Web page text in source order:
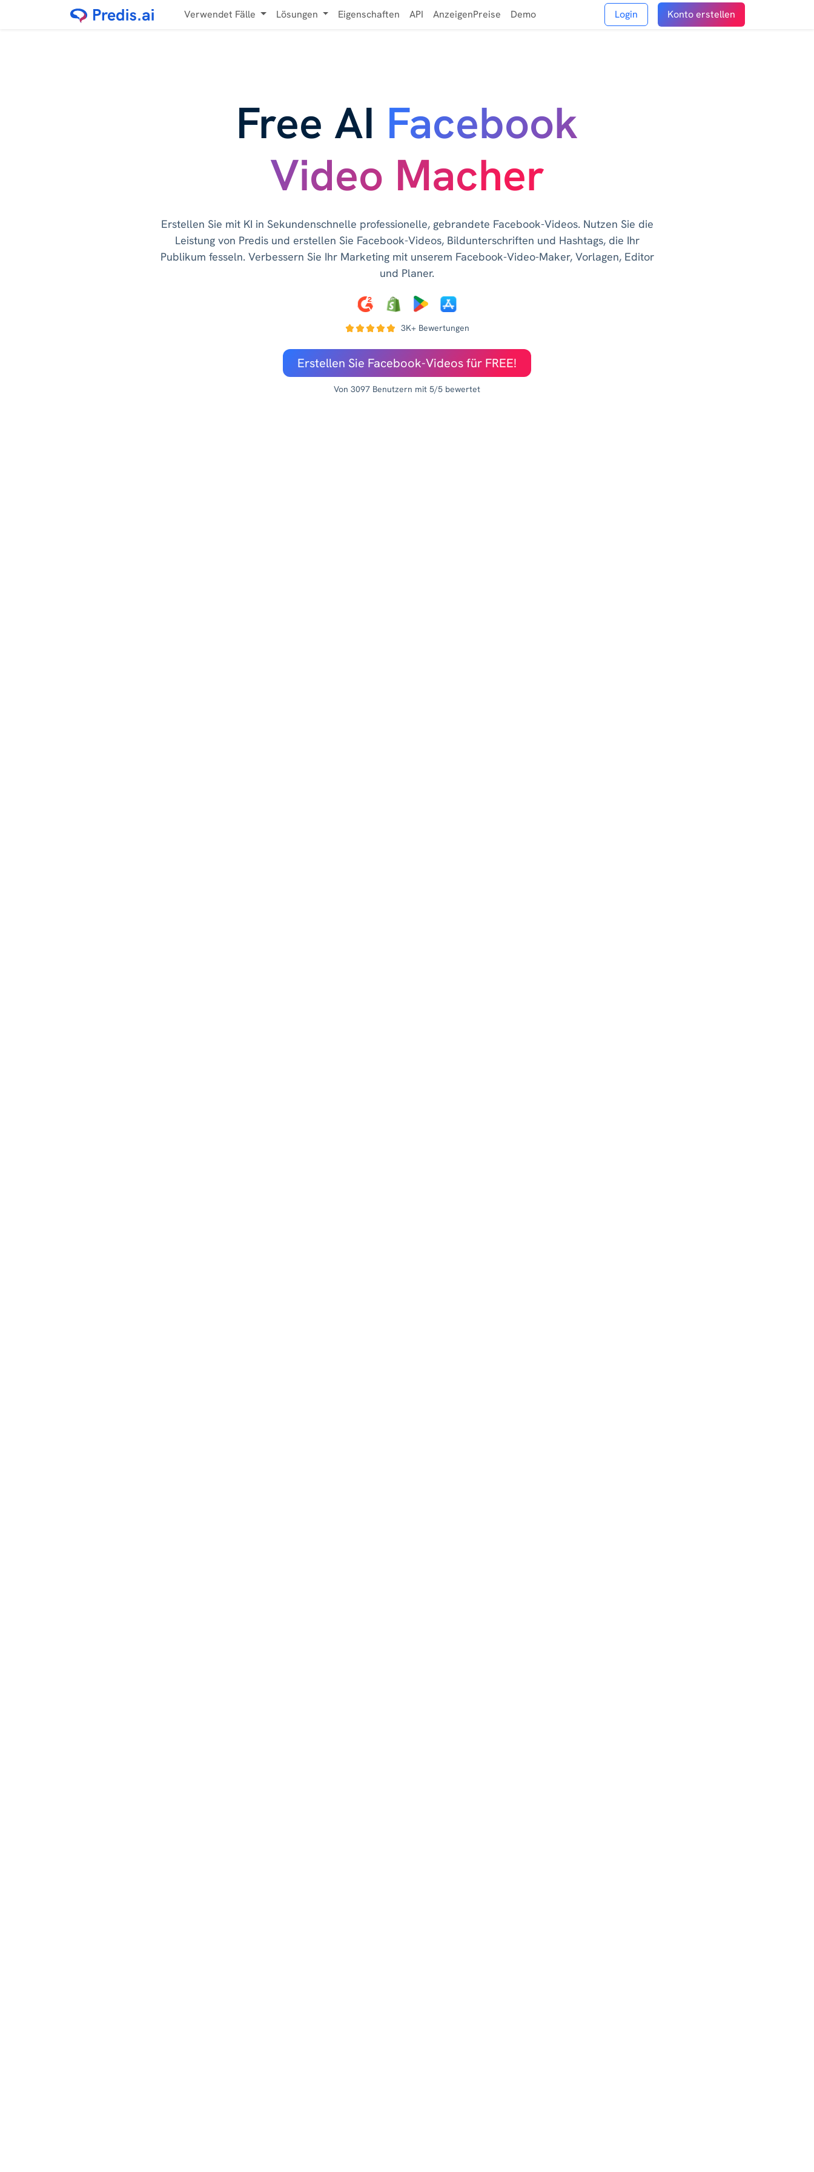
Verwendet Fälle Lösungen Eigenschaften API AnzeigenPreise Demo Login Konto erstellen
Free AI Facebook
Video Macher
Erstellen Sie mit KI in Sekundenschnelle professionelle, gebrandete Facebook-Videos. Nutzen Sie die
Leistung von Predis und erstellen Sie Facebook-Videos, Bildunterschriften und Hashtags, die Ihr
Publikum fesseln. Verbessern Sie Ihr Marketing mit unserem Facebook-Video-Maker, Vorlagen, Editor
und Planer.
3K+ Bewertungen
Erstellen Sie Facebook-Videos für FREE!
Von 3097 Benutzern mit 5/5 bewertet